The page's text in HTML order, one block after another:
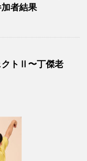
者結果
クトⅡ〜丁傑老